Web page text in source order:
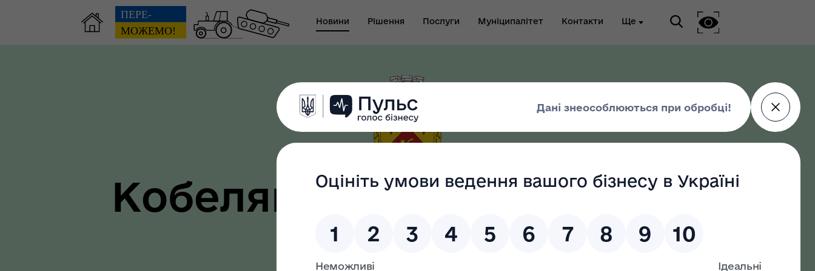
Новини Рішення Послуги Муніципалітет Контакти Ще
Звіт виконуючого
повноваження міського
Безбар"єрність
Кобеляцька територіальна
громада